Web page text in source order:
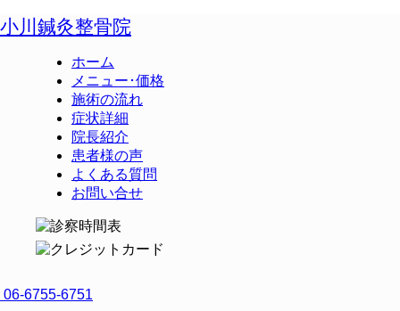
小川鍼灸整骨院
ホーム
メニュー･価格
施術の流れ
症状詳細
院長紹介
患者様の声
よくある質問
お問い合せ
06-6755-6751